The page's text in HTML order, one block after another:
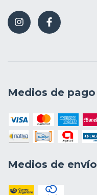
Medios de pago
Medios de envío